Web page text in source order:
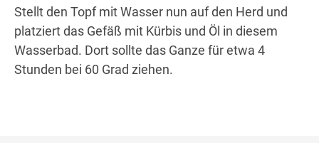
Stellt den Topf mit Wasser nun auf den Herd und
platziert das Gefäß mit Kürbis und Öl in diesem
Wasserbad. Dort sollte das Ganze für etwa 4
Stunden bei 60 Grad ziehen.